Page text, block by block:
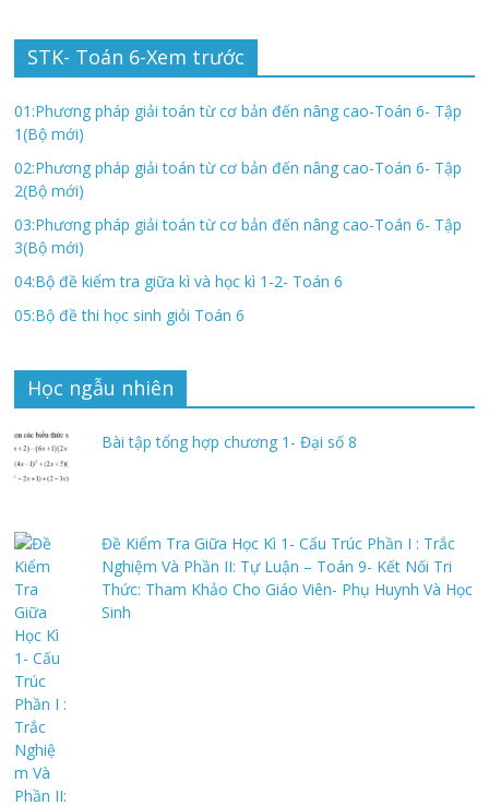
STK- Toán 6-Xem trước
01:Phương pháp giải toán từ cơ bản đến nâng cao-Toán 6- Tập
1(Bộ mới)
02:Phương pháp giải toán từ cơ bản đến nâng cao-Toán 6- Tập
2(Bộ mới)
03:Phương pháp giải toán từ cơ bản đến nâng cao-Toán 6- Tập
3(Bộ mới)
04:Bộ đề kiểm tra giữa kì và học kì 1-2- Toán 6
05:Bộ đề thi học sinh giỏi Toán 6
Học ngẫu nhiên
Bài tập tổng hợp chương 1- Đại số 8
Đề Kiểm Tra Giữa Học Kì 1- Cấu Trúc Phần I : Trắc
Nghiệm Và Phần II: Tự Luận – Toán 9- Kết Nối Tri
Thức: Tham Khảo Cho Giáo Viên- Phụ Huynh Và Học
Sinh